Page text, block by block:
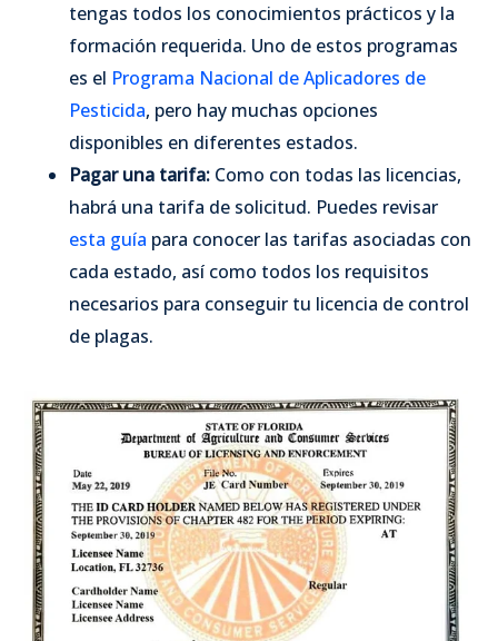
tengas todos los conocimientos prácticos y la
formación requerida. Uno de estos programas
es el Programa Nacional de Aplicadores de
Pesticida, pero hay muchas opciones
disponibles en diferentes estados.
Pagar una tarifa: Como con todas las licencias,
habrá una tarifa de solicitud. Puedes revisar
esta guía para conocer las tarifas asociadas con
cada estado, así como todos los requisitos
necesarios para conseguir tu licencia de control
de plagas.